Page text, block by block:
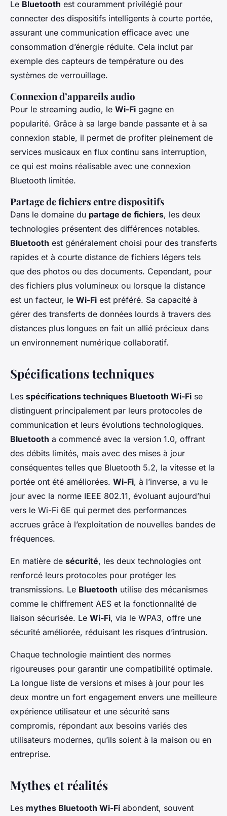
Le Bluetooth est couramment privilégié pour
connecter des dispositifs intelligents à courte portée,
assurant une communication efficace avec une
consommation d’énergie réduite. Cela inclut par
exemple des capteurs de température ou des
systèmes de verrouillage.
Connexion d’appareils audio
Pour le streaming audio, le Wi-Fi gagne en
popularité. Grâce à sa large bande passante et à sa
connexion stable, il permet de profiter pleinement de
services musicaux en flux continu sans interruption,
ce qui est moins réalisable avec une connexion
Bluetooth limitée.
Partage de fichiers entre dispositifs
Dans le domaine du partage de fichiers, les deux
technologies présentent des différences notables.
Bluetooth est généralement choisi pour des transferts
rapides et à courte distance de fichiers légers tels
que des photos ou des documents. Cependant, pour
des fichiers plus volumineux ou lorsque la distance
est un facteur, le Wi-Fi est préféré. Sa capacité à
gérer des transferts de données lourds à travers des
distances plus longues en fait un allié précieux dans
un environnement numérique collaboratif.
Spécifications techniques
Les spécifications techniques Bluetooth Wi-Fi se
distinguent principalement par leurs protocoles de
communication et leurs évolutions technologiques.
Bluetooth a commencé avec la version 1.0, offrant
des débits limités, mais avec des mises à jour
conséquentes telles que Bluetooth 5.2, la vitesse et la
portée ont été améliorées. Wi-Fi, à l’inverse, a vu le
jour avec la norme IEEE 802.11, évoluant aujourd’hui
vers le Wi-Fi 6E qui permet des performances
accrues grâce à l’exploitation de nouvelles bandes de
fréquences.
En matière de sécurité, les deux technologies ont
renforcé leurs protocoles pour protéger les
transmissions. Le Bluetooth utilise des mécanismes
comme le chiffrement AES et la fonctionnalité de
liaison sécurisée. Le Wi-Fi, via le WPA3, offre une
sécurité améliorée, réduisant les risques d’intrusion.
Chaque technologie maintient des normes
rigoureuses pour garantir une compatibilité optimale.
La longue liste de versions et mises à jour pour les
deux montre un fort engagement envers une meilleure
expérience utilisateur et une sécurité sans
compromis, répondant aux besoins variés des
utilisateurs modernes, qu’ils soient à la maison ou en
entreprise.
Mythes et réalités
Les mythes Bluetooth Wi-Fi abondent, souvent